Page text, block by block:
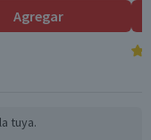
Agregar
tuya.